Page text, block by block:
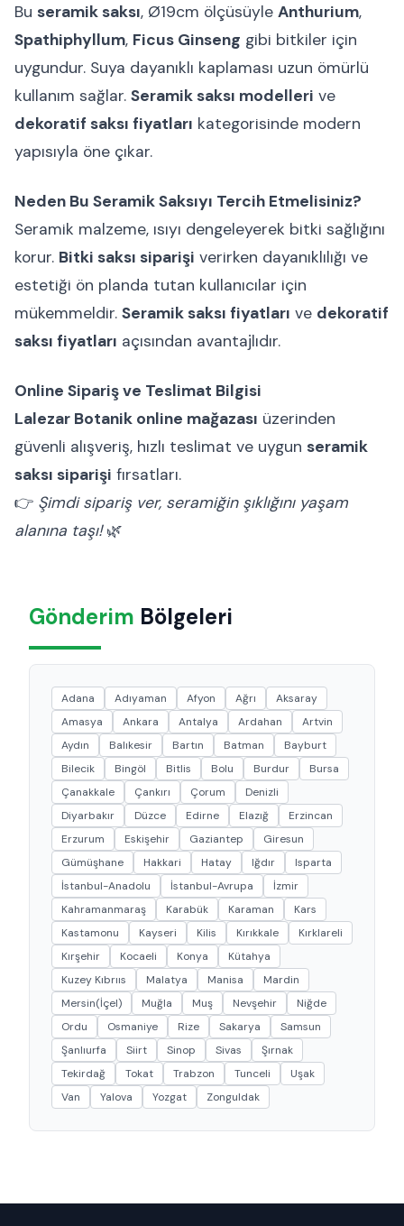
Bu seramik saksı, Ø19cm ölçüsüyle Anthurium,
Spathiphyllum, Ficus Ginseng gibi bitkiler için
uygundur. Suya dayanıklı kaplaması uzun ömürlü
kullanım sağlar. Seramik saksı modelleri ve
dekoratif saksı fiyatları kategorisinde modern
yapısıyla öne çıkar.
Neden Bu Seramik Saksıyı Tercih Etmelisiniz?
Seramik malzeme, ısıyı dengeleyerek bitki sağlığını
korur. Bitki saksı siparişi verirken dayanıklılığı ve
estetiği ön planda tutan kullanıcılar için
mükemmeldir. Seramik saksı fiyatları ve dekoratif
saksı fiyatları açısından avantajlıdır.
Online Sipariş ve Teslimat Bilgisi
Lalezar Botanik online mağazası üzerinden
güvenli alışveriş, hızlı teslimat ve uygun seramik
saksı siparişi fırsatları.
👉 Şimdi sipariş ver, seramiğin şıklığını yaşam
alanına taşı!🌿
Gönderim Bölgeleri
Adana Adıyaman Afyon Ağrı
Aksaray
Amasya
Ankara Antalya Ardahan
Artvin
Aydın
Balıkesir Bartın Batman
Bayburt
Bilecik
Bingöl Bitlis Bolu Burdur
Bursa
Çanakkale
Çankırı Çorum
Denizli
Diyarbakır
Düzce Edirne Elazığ
Erzincan
Erzurum
Eskişehir Gaziantep
Giresun
Gümüşhane
Hakkari Hatay Iğdır
Isparta
İstanbul-Anadolu
İstanbul-Avrupa
İzmir
Kahramanmaraş
Karabük Karaman
Kars
Kastamonu
Kayseri Kilis Kırıkkale
Kırklareli
Kırşehir
Kocaeli Konya
Kütahya
Kuzey Kıbrııs
Malatya Manisa
Mardin
Mersin(İçel)
Muğla Muş Nevşehir
Niğde
Ordu
Osmaniye Rize Sakarya
Samsun
Şanlıurfa
Siirt Sinop Sivas
Şırnak
Tekirdağ
Tokat Trabzon Tunceli
Uşak
Van
Yalova Yozgat Zonguldak